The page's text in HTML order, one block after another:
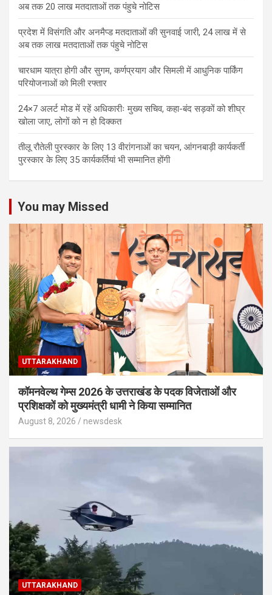
अब तक 20 लाख मतदाताओं तक पंहुचे नोटिस
प्रदेश में विसंगति और अनमैप्ड मतदाताओं की सुनवाई जारी, 24 लाख में से
अब तक लाख मतदाताओं तक पंहुचे नोटिस
चारधाम यात्रा होगी और सुगम, कर्णप्रयाग और सिमली में आधुनिक पार्किंग
परियोजनाओं को मिली रफ्तार
24×7 अलर्ट मोड में रहें अधिकारीः मुख्य सचिव, कहा-बंद सड़कों को शीघ्र
खोला जाए, लोगों को न हो दिक्कत
तीलू रौतेली पुरस्कार के लिए 13 वीरांगनाओं का चयन, आंगनबाड़ी कार्यकर्ती
पुरस्कार के लिए 35 कार्यकर्तियां भी सम्मानित होंगी
You may Missed
UTTARAKHAND
कॉमनवेल्थ गेम्स 2026 के उत्तराखंड के पदक विजेताओं और
प्रशिक्षकों को मुख्यमंत्री धामी ने किया सम्मानित
August 8, 2026 newsdesk
UTTARAKHAND